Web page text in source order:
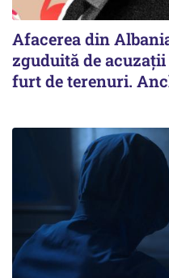
Afacerea din
zguduită de
furt de terenuri.